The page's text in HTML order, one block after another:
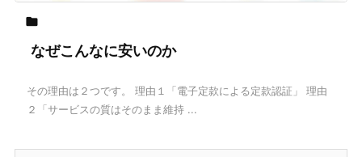

なぜこんなに安いのか
その理由は２つです。 理由１「電子定款による定款認証」 理由
２「サービスの質はそのまま維持 ...